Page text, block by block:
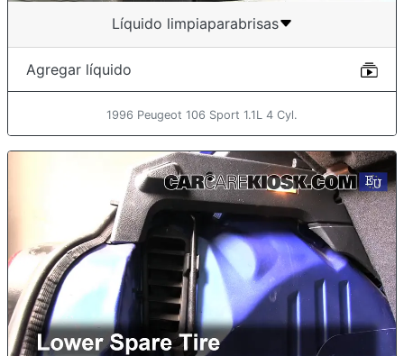
Líquido limpiaparabrisas
Agregar líquido
1996 Peugeot 106 Sport 1.1L 4 Cyl.